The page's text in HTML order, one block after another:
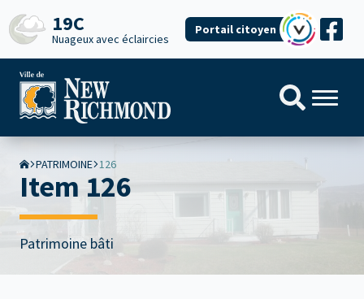
19C
Nuageux avec éclaircies
Portail citoyen
PATRIMOINE 126
Item 126
Patrimoine bâti